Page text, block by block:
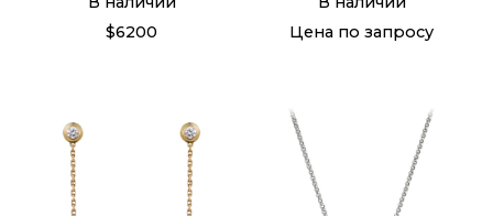
$6200
Цена по запросу